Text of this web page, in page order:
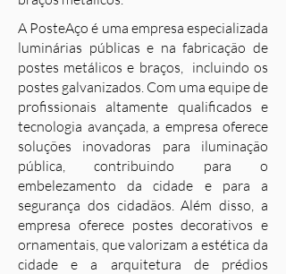
A PosteAço é uma empresa especializada
luminárias públicas e na fabricação de
postes metálicos e braços, incluindo os
postes galvanizados. Com uma equipe de
profissionais altamente qualificados e
tecnologia avançada, a empresa oferece
soluções inovadoras para iluminação
pública, contribuindo para o
embelezamento da cidade e para a
segurança dos cidadãos. Além disso, a
empresa oferece postes decorativos e
ornamentais, que valorizam a estética da
cidade e a arquitetura de prédios